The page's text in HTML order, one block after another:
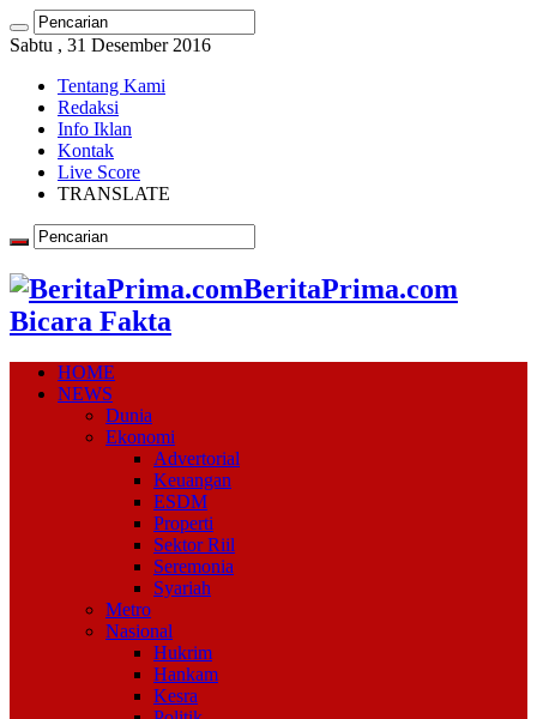
Sabtu , 31 Desember 2016
Tentang Kami
Redaksi
Info Iklan
Kontak
Live Score
TRANSLATE
BeritaPrima.com
Bicara Fakta
HOME
NEWS
Dunia
Ekonomi
Advertorial
Keuangan
ESDM
Properti
Sektor Riil
Seremonia
Syariah
Metro
Nasional
Hukrim
Hankam
Kesra